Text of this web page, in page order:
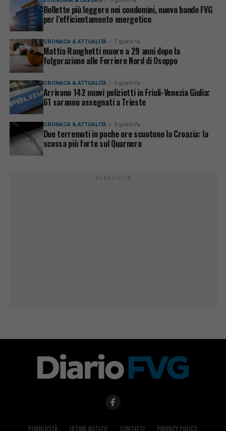
Bollette più leggere nei condomini, nuovo bando FVG
per l’efficientamento energetico
CRONACA & ATTUALITÀ 7 giorni fa
Mattia Ranghetti muore a 29 anni dopo la
folgorazione alle Ferriere Nord di Osoppo
CRONACA & ATTUALITÀ 5 giorni fa
Arrivano 142 nuovi poliziotti in Friuli-Venezia Giulia:
61 saranno assegnati a Trieste
CRONACA & ATTUALITÀ 3 giorni fa
Due terremoti in poche ore scuotono la Croazia: la
scossa più forte sul Quarnero
PUBBLICITÀ
PUBBLICITÀ ULTIME NOTIZIE CONTATTI PRIVACY POLICY